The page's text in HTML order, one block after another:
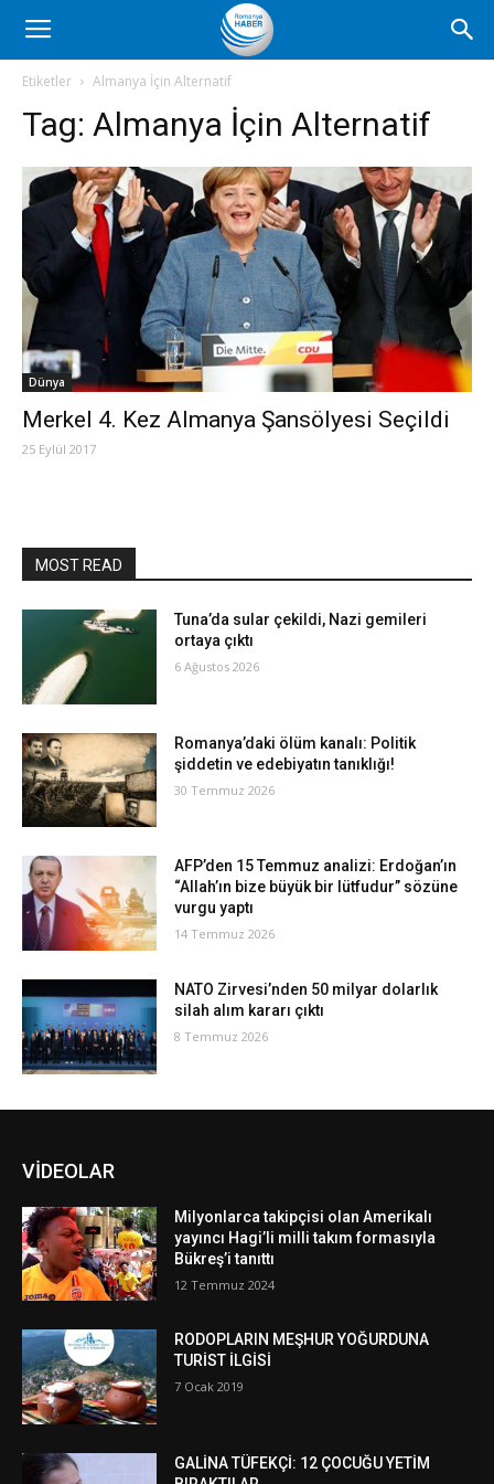
Romanya
Haber
Etiketler Almanya İçin Alternatif
Tag: Almanya İçin Alternatif
Dünya
Merkel 4. Kez Almanya Şansölyesi Seçildi
25 Eylül 2017
MOST READ
Tuna’da sular çekildi, Nazi gemileri
ortaya çıktı
6 Ağustos 2026
Romanya’daki ölüm kanalı: Politik
şiddetin ve edebiyatın tanıklığı!
30 Temmuz 2026
AFP’den 15 Temmuz analizi: Erdoğan’ın
“Allah’ın bize büyük bir lütfudur” sözüne
vurgu yaptı
14 Temmuz 2026
NATO Zirvesi’nden 50 milyar dolarlık
silah alım kararı çıktı
8 Temmuz 2026
VİDEOLAR
Milyonlarca takipçisi olan Amerikalı
yayıncı Hagi’li milli takım formasıyla
Bükreş’i tanıttı
12 Temmuz 2024
RODOPLARIN MEŞHUR YOĞURDUNA
TURİST İLGİSİ
7 Ocak 2019
GALİNA TÜFEKÇİ: 12 ÇOCUĞU YETİM